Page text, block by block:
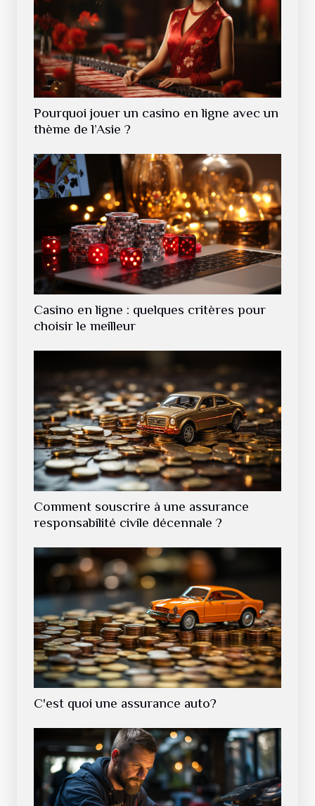
Pourquoi jouer un casino en ligne avec un
thème de l’Asie ?
Casino en ligne : quelques critères pour
choisir le meilleur
Comment souscrire à une assurance
responsabilité civile décennale ?
C'est quoi une assurance auto?